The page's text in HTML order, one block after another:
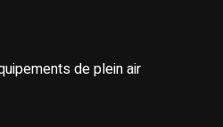
de plein air